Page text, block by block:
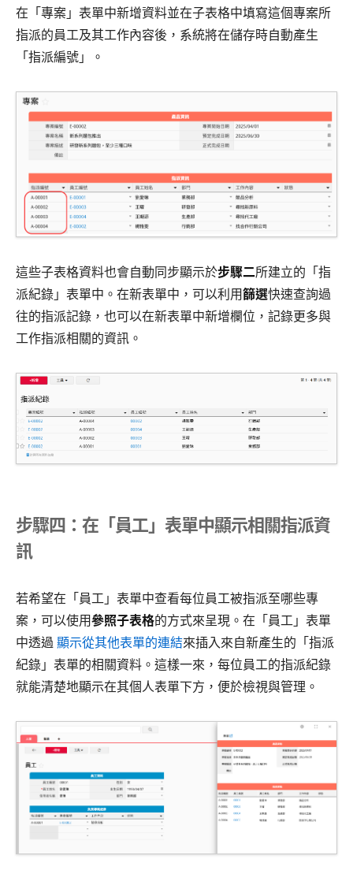
在「專案」表單中新增資料並在子表格中填寫這個專案所
指派的員工及其工作內容後，系統將在儲存時自動產生
「指派編號」。
這些子表格資料也會自動同步顯示於步驟二所建立的「指
派紀錄」表單中。在新表單中，可以利用篩選快速查詢過
往的指派記錄，也可以在新表單中新增欄位，記錄更多與
工作指派相關的資訊。
步驟四：在「員工」表單中顯示相關指派資
訊
若希望在「員工」表單中查看每位員工被指派至哪些專
案，可以使用參照子表格的方式來呈現。在「員工」表單
中透過顯示從其他表單的連結來插入來自新產生的「指派
紀錄」表單的相關資料。這樣一來，每位員工的指派紀錄
就能清楚地顯示在其個人表單下方，便於檢視與管理。